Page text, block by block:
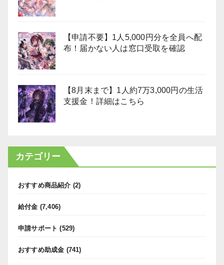
【申請不要】1人5,000円分を全員へ配
布！届かない人は窓口受取を確認
【8月末まで】1人約7万3,000円の生活
支援金！詳細はこちら
カテゴリー
おすすめ商品紹介 (2)
給付金 (7,406)
申請サポート (529)
おすすめ助成金 (741)